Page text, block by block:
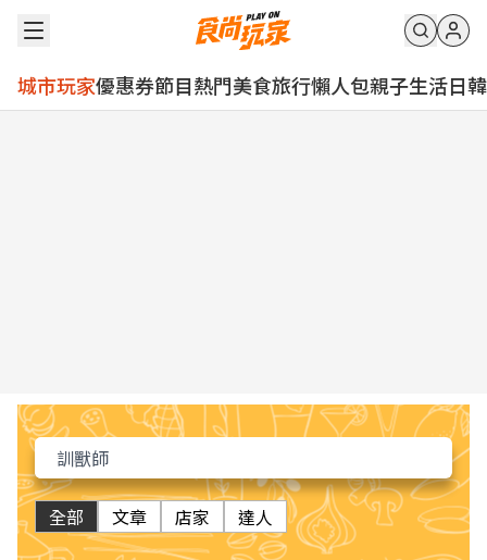
城市玩家優惠券節目熱門美食旅行懶人包親子生活日韓
全部 文章 店家 達人